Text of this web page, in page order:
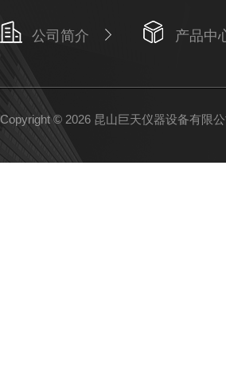
公司简介 产品中
Copyright © 2026 昆山巨天仪器设备有限